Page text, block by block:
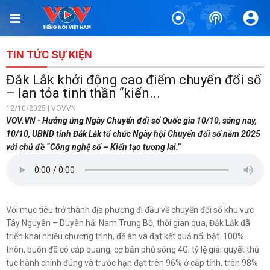
TIN TỨC SỰ KIỆN
Đắk Lắk khởi động cao điểm chuyển đổi số
– lan tỏa tinh thần “kiến...
12/10/2025 | VOVVN
VOV.VN - Hưởng ứng Ngày Chuyển đổi số Quốc gia 10/10, sáng nay,
10/10, UBND tỉnh Đắk Lắk tổ chức Ngày hội Chuyển đổi số năm 2025
với chủ đề “Công nghệ số – Kiến tạo tương lai.”
Với mục tiêu trở thành địa phương đi đầu về chuyển đổi số khu vực
Tây Nguyên – Duyên hải Nam Trung Bộ, thời gian qua, Đắk Lắk đã
triển khai nhiều chương trình, đề án và đạt kết quả nổi bật. 100%
thôn, buôn đã có cáp quang, cơ bản phủ sóng 4G; tỷ lệ giải quyết thủ
tục hành chính đúng và trước hạn đạt trên 96% ở cấp tỉnh, trên 98%
TIN BÀI LIÊN QUAN
HDBank đồng hành cùng Cục Thuế thúc đẩy chuyển đổi số hộ
kinh doanh
Phụ nữ dẫn dắt chuyển đổi số ở cơ sở, góp phần nâng cao
hiệu quả quản trị công
17/04/2026
Bí thư Cà Mau: Chấn chỉnh kiểu “1 nhanh, 3 chậm” để nâng
cao hiệu quả công việc
08/12/2025
VOV thúc đẩy ứng dụng AI, nâng tầm báo chí số an toàn và
hiệu quả
04/11/2025